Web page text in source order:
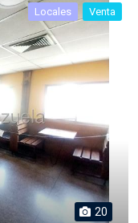
Locales Venta
20